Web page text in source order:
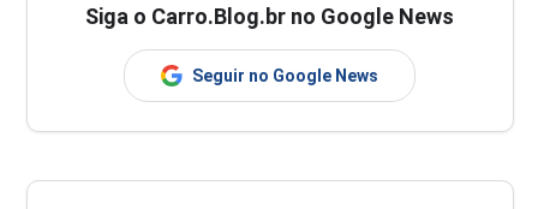
Siga o Carro.Blog.br no Google News
Seguir no Google News